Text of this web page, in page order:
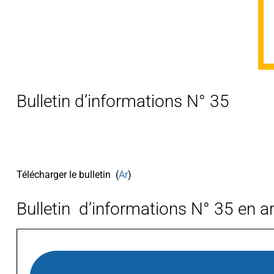
Bulletin d’informations N° 35
Télécharger le bulletin (Ar)
Bulletin d’informations N° 35 en